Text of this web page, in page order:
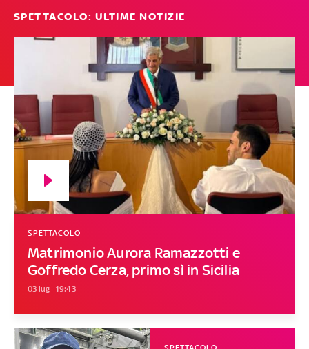
SPETTACOLO: ULTIME NOTIZIE
Matrimonio Aurora Ramazzotti e
Goffredo Cerza, primo sì in Sicilia
SPETTACOLO
03 lug - 19:43